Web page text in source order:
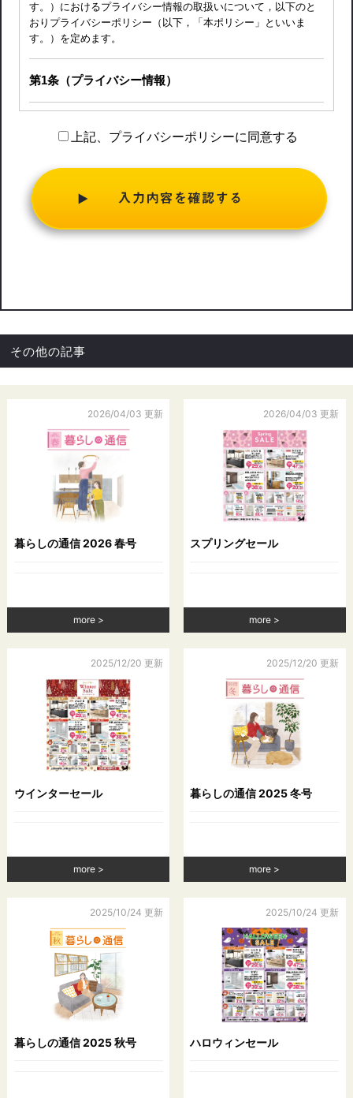
す。）におけるプライバシー情報の取扱いについて，以下のと
おりプライバシーポリシー（以下，「本ポリシー」といいま
す。）を定めます。
第1条（プライバシー情報）
いう「個人情報」を指すものとし，生存する個人に関する情報
であって，当該情報に含まれる氏名，生年月日，住所，電話番
を指します。
プライバシー情報のうち「履歴情報および特性情報」とは，上
記に定める「個人情報」以外のものをいい，ご利用いただいた
サービスやご購入いただいた商品，ご覧になったページや広告
当社は，ユーザーが利用登録をする際に氏名，生年月日，住
所，電話番号，メールアドレス，銀行口座番号，クレジットカ
ード番号，運転免許証番号などの個人情報をお尋ねすることが
あります。また，ユーザーと提携先などとの間でなされたユー
ザーの個人情報を含む取引記録や，決済に関する情報を当社の
提携先（情報提供元，広告主，広告配信先などを含みます。以
下，｢提携先｣といいます。）などから収集することがありま
当社は，ユーザーについて，利用したサービスやソフトウエ
ア，購入した商品，閲覧したページや広告の履歴，検索した検
索キーワード，利用日時，利用方法，利用環境（携帯端末を通
じてご利用の場合の当該端末の通信状態，利用に際しての各種
第３条（個人情報を収集・利用する目的）
当社が個人情報を収集・利用する目的は，以下のとおりです。
（1）ユーザーに自分の登録情報の閲覧や修正，利用状況の閲覧
を行っていただくために，氏名，住所，連絡先，支払方法など
の登録情報，利用されたサービスや購入された商品，およびそ
れらの代金などに関する情報を表示する目的
（2）ユーザーにお知らせや連絡をするためにメールアドレスを
したりするため，氏名や住所などの連絡先情報を利用する目的
目的
（4）ユーザーに代金を請求するために，購入された商品名や数
関する情報などを利用する目的
（5）ユーザーが簡便にデータを入力できるようにするために，
当社に登録されている情報を入力画面に表示させたり，ユーザ
ーのご指示に基づいて他のサービスなど（提携先が提供するも
のも含みます）に転送したりする目的
（6）代金の支払を遅滞したり第三者に損害を発生させたりする
など，本サービスの利用規約に違反したユーザーや，不正・不
りするために，利用態様，氏名や住所など個人を特定するため
上記、プライバシーポリシーに同意する
その他の記事
2026/04/03 更新
暮らしの通信 2026 春号
more
2026/04/03 更新
スプリングセール
more
2025/12/20 更新
ウインターセール
more
2025/12/20 更新
暮らしの通信 2025 冬号
more
2025/10/24 更新
暮らしの通信 2025 秋号
2025/10/24 更新
ハロウィンセール